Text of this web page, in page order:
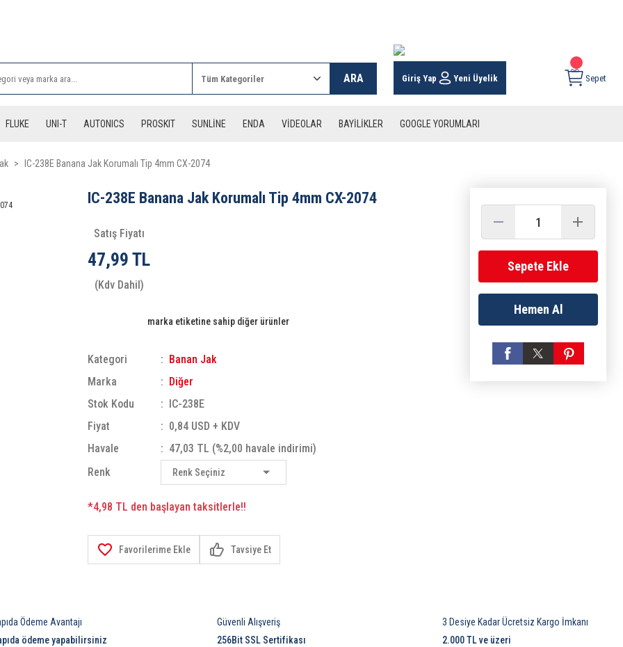
ARA Giriş Yap Yeni Üyelik Sepet
FLUKE UNI-T AUTONICS PROSKIT SUNLİNE ENDA VİDEOLAR BAYİLİKLER GOOGLE YORUMLARI
IC-238E Banana Jak Korumalı Tip 4mm CX-2074
IC-238E Banana Jak Korumalı Tip 4mm CX-2074
Satış Fiyatı
47,99 TL
(Kdv Dahil)
marka etiketine sahip diğer ürünler
Kategori
Banan Jak
Marka
Diğer
Stok Kodu
IC-238E
Fiyat
0,84 USD + KDV
Havale
47,03 TL (%2,00 havale indirimi)
Renk
*4,98 TL den başlayan taksitlerle!!
Tavsiye Et
Sepete Ekle
Hemen Al
3 Desiye Kadar Ücretsiz Kargo İmkanı
2.000 TL ve üzeri
Ödeme Avantajı
ödeme yapabilirsiniz
Güvenli Alışveriş
256Bit SSL Sertifikası